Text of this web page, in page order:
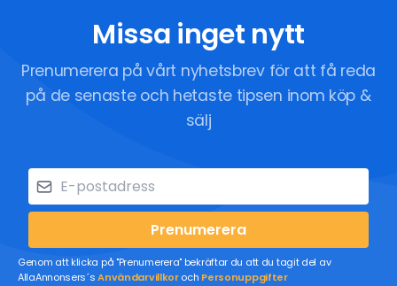
Missa inget nytt
Prenumerera på vårt nyhetsbrev för att få reda
på de senaste och hetaste tipsen inom köp &
sälj
Prenumerera
Genom att klicka på "Prenumerera" bekräftar du att du tagit del av
AllaAnnonsers´sAnvändarvillkoroch Personuppgifter